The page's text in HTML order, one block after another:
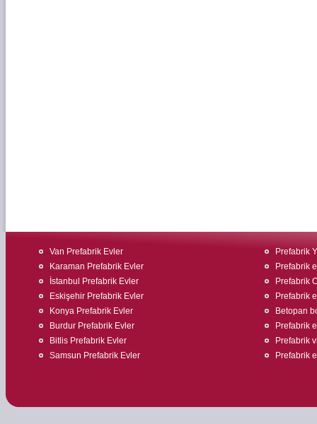
Van Prefabrik Evler
Karaman Prefabrik Evler
İstanbul Prefabrik Evler
Eskişehir Prefabrik Evler
Konya Prefabrik Evler
Burdur Prefabrik Evler
Bitlis Prefabrik Evler
Samsun Prefabrik Evler
Prefabrik
Prefabrik
Prefabrik
Prefabrik
Betopan
Prefabrik
Prefabrik
Prefabrik